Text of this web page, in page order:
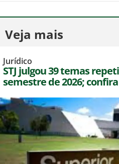
Veja mais
Jurídico
STJ julgou 39 temas
semestre de 2026;